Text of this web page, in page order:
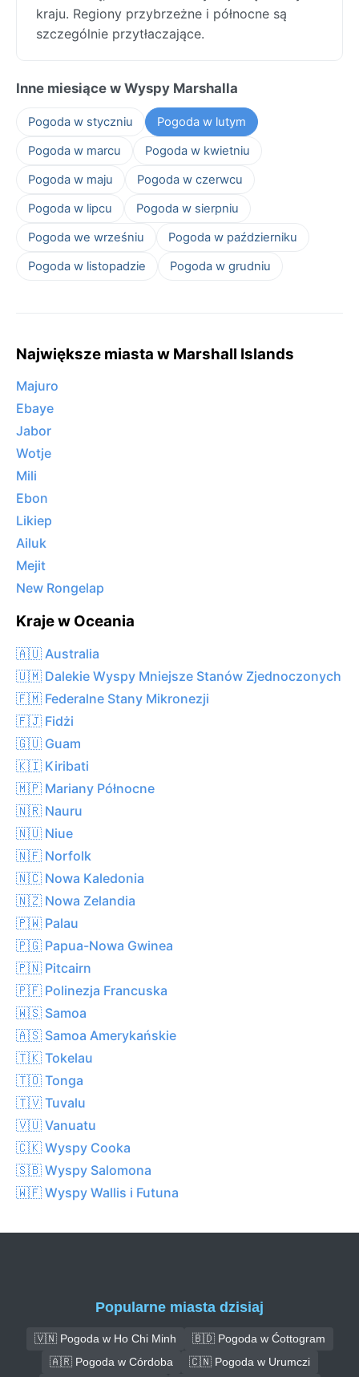
kraju. Regiony przybrzeżne i północne są
szczególnie przytłaczające.
Inne miesiące w Wyspy Marshalla
Pogoda w styczniu
Pogoda w lutym
Pogoda w marcu
Pogoda w kwietniu
Pogoda w maju
Pogoda w czerwcu
Pogoda w lipcu
Pogoda w sierpniu
Pogoda we wrześniu
Pogoda w październiku
Pogoda w listopadzie
Pogoda w grudniu
Największe miasta w Marshall Islands
Majuro
Ebaye
Jabor
Wotje
Mili
Ebon
Likiep
Ailuk
Mejit
New Rongelap
Kraje w Oceania
🇦🇺 Australia
🇺🇲 Dalekie Wyspy Mniejsze Stanów Zjednoczonych
🇫🇲 Federalne Stany Mikronezji
🇫🇯 Fidżi
🇬🇺 Guam
🇰🇮 Kiribati
🇲🇵 Mariany Północne
🇳🇷 Nauru
🇳🇺 Niue
🇳🇫 Norfolk
🇳🇨 Nowa Kaledonia
🇳🇿 Nowa Zelandia
🇵🇼 Palau
🇵🇬 Papua-Nowa Gwinea
🇵🇳 Pitcairn
🇵🇫 Polinezja Francuska
🇼🇸 Samoa
🇦🇸 Samoa Amerykańskie
🇹🇰 Tokelau
🇹🇴 Tonga
🇹🇻 Tuvalu
🇻🇺 Vanuatu
🇨🇰 Wyspy Cooka
🇸🇧 Wyspy Salomona
🇼🇫 Wyspy Wallis i Futuna
Popularne miasta dzisiaj
🇻🇳 Pogoda w Ho Chi Minh
🇧🇩 Pogoda w Ćottogram
🇦🇷 Pogoda w Córdoba
🇨🇳 Pogoda w Urumczi